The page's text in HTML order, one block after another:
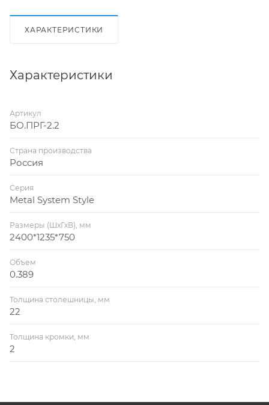
ХАРАКТЕРИСТИКИ
Характеристики
Артикул
БО.ПРГ-2.2
Страна производства
Россия
Серия
Metal System Style
Размеры (ШхГхВ), мм
2400*1235*750
Объем
0.389
Толщина столешницы, мм
22
Толщина кромки, мм
2